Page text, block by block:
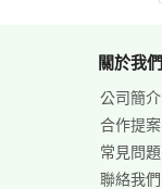
關於我們
公司簡介
合作提案
常見問題
聯絡我們